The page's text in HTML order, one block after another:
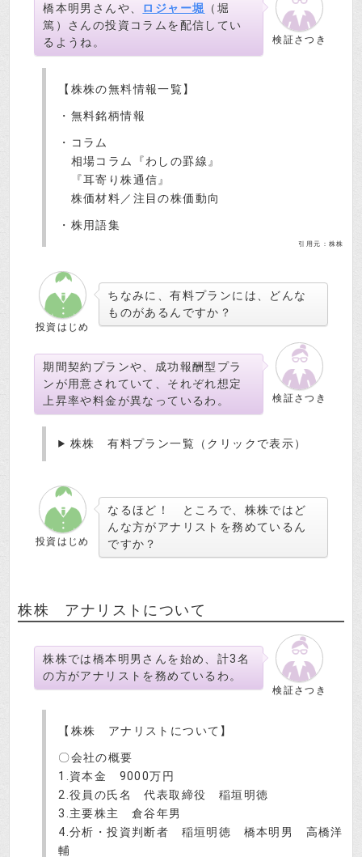
検証さつき
橋本明男さんや、 ロジャー堀 （堀
篤）さんの投資コラムを配信してい
るようね。
【株株の無料情報一覧】
・無料銘柄情報
・コラム
相場コラム『わしの罫線』
『耳寄り株通信』
株価材料／注目の株価動向
・株用語集
引用元：株株
投資はじめ
ちなみに、有料プランには、どんな
ものがあるんですか？
検証さつき
期間契約プランや、成功報酬型プラ
ンが用意されていて、それぞれ想定
上昇率や料金が異なっているわ。
株株 有料プラン一覧（クリックで表示）
投資はじめ
なるほど！ ところで、株株ではど
んな方がアナリストを務めているん
ですか？
株株 アナリストについて
検証さつき
株株では橋本明男さんを始め、計3名
の方がアナリストを務めているわ。
【株株 アナリストについて】
〇会社の概要
1.資本金 9000万円
2.役員の氏名 代表取締役 稲垣明徳
3.主要株主 倉谷年男
4.分析・投資判断者 稲垣明徳 橋本明男 高橋洋
輔